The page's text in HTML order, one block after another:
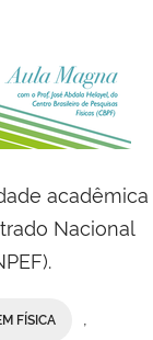
acadêmica
Nacional
FÍSICA